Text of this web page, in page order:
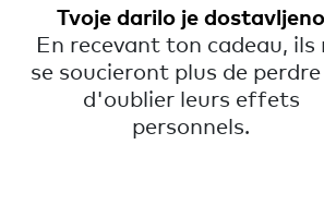
Tvoje darilo je dostavljeno
En recevant ton cadeau, ils
se soucieront plus de
d'oublier leurs effets
personnels.